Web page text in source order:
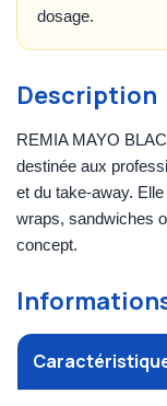
dosage.
Description
REMIA MAYO
destinée aux
et du take-away.
wraps, sandwiches
concept.